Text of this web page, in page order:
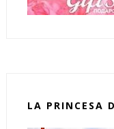
LA PRINCESA